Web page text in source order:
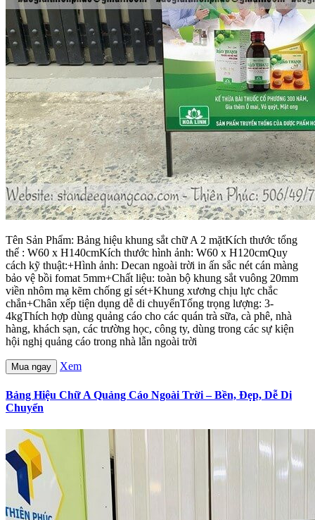
Tên Sản Phẩm: Bảng hiệu khung sắt chữ A 2 mặtKích thước tổng
thể : W60 x H140cmKích thước hình ảnh: W60 x H120cmQuy
cách kỹ thuật:+Hình ảnh: Decan ngoài trời in ấn sắc nét cán màng
bảo vệ bồi fomat 5mm+Chất liệu: toàn bộ khung sắt vuông 20mm
viền nhôm mạ kẽm chống gỉ sét+Khung xương chịu lực chắc
chắn+Chân xếp tiện dụng dễ di chuyểnTổng trọng lượng: 3-
4kgThích hợp dùng quảng cáo cho các quán trà sữa, cà phê, nhà
hàng, khách sạn, các trường học, công ty, dùng trong các sự kiện
hội nghị quảng cáo trong nhà lẫn ngoài trời
Mua ngay Xem
Bảng Hiệu Chữ A Quảng Cáo Ngoài Trời – Bền, Đẹp, Dễ Di
Chuyển